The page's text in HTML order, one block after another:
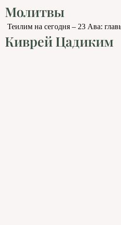
Молитвы
Теилим на сегодня – 23 Ава:
Киврей Цадиким